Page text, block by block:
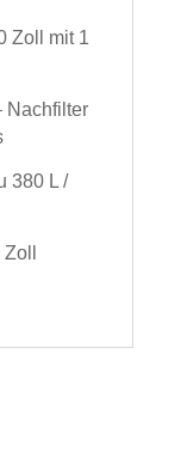
Zoll mit 1
Nachfilter
380 L /